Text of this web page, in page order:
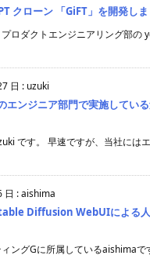
クローン 「GiFT」を開発し
ロダクトエンジニアリング部の
日 : uzuki
エンジニア部門で実施してい
です。 早速ですが、当社には
日 :aishima
Diffusion WebUIによる
ングGに所属しているaishimaで